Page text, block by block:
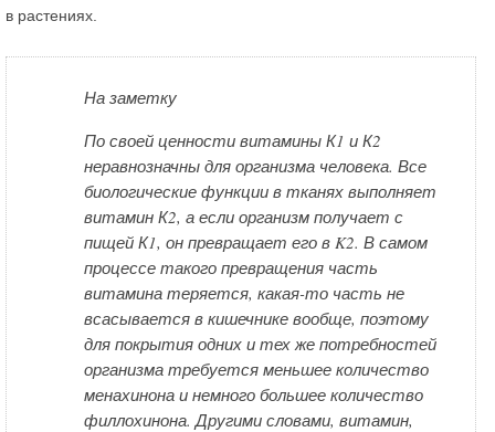
в растениях.
На заметку
По своей ценности витамины К1 и К2
неравнозначны для организма человека. Все
биологические функции в тканях выполняет
витамин К2, а если организм получает с
пищей К1, он превращает его в K2. В самом
процессе такого превращения часть
витамина теряется, какая-то часть не
всасывается в кишечнике вообще, поэтому
для покрытия одних и тех же потребностей
организма требуется меньшее количество
менахинона и немного большее количество
филлохинона. Другими словами, витамин,